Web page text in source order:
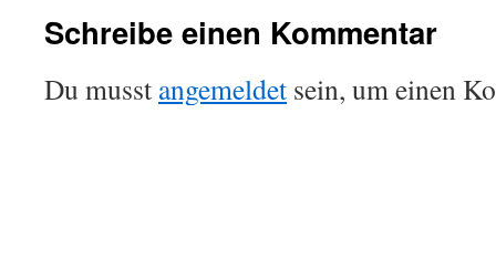
Schreibe einen Kommentar
Du musst angemeldet sein, um einen